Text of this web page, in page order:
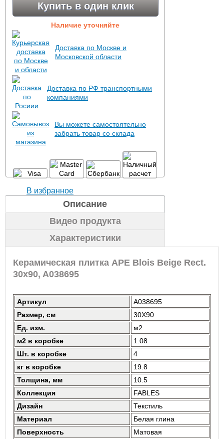
Купить в один клик
Наличие уточняйте
Доставка по Москве и
Московской области
Доставка по РФ транспортными
компаниями
Вы можете самостоятельно
забрать товар со склада
В избранное
Описание
Видео продукта
Характеристики
Керамическая плитка APE Blois Beige Rect.
30x90, A038695
Артикул
A038695
Размер, см
30X90
Ед. изм.
м2
м2 в коробке
1.08
Шт. в коробке
4
кг в коробке
19.8
Толщина, мм
10.5
Коллекция
FABLES
Дизайн
Текстиль
Материал
Белая глина
Поверхность
Матовая